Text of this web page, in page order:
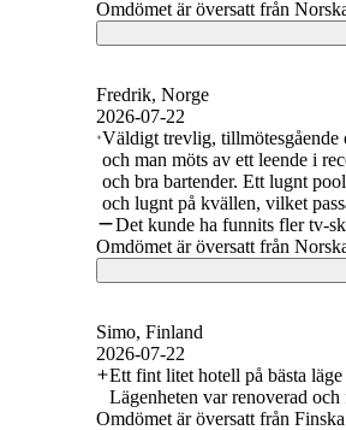
Omdömet är översatt från
Fredrik, Norge
2026-07-22
Väldigt trevlig, tillmötesgående
och man möts av ett leende i
och bra bartender. Ett lugnt
och lugnt på kvällen, vilket
Det kunde ha funnits fler tv-
Omdömet är översatt från
Simo, Finland
2026-07-22
Ett fint litet hotell på bästa
Lägenheten var renoverad
Omdömet är översatt från